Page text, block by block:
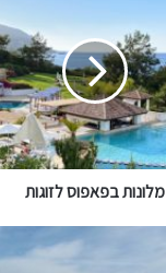
מלונות בפאפוס לזוגות